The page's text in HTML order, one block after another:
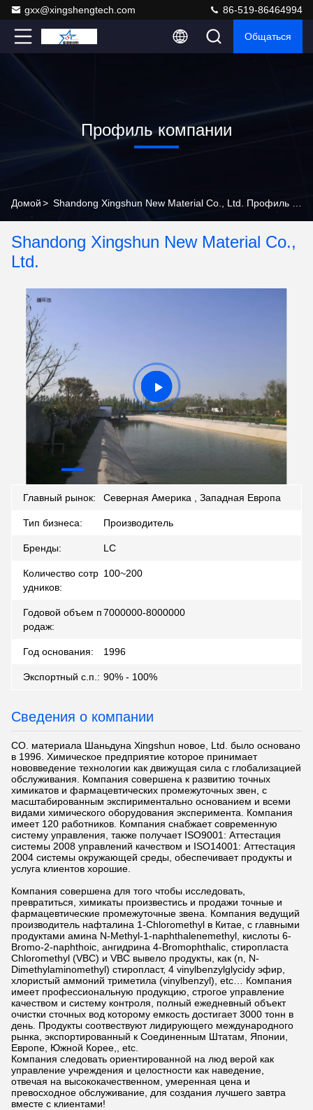
gxx@xingshengtech.com 86-519-86464994
Общаться
Профиль компании
Домой>
Shandong Xingshun New Material Co.,
Ltd.
Главный рынок: Северная Америка , Западная Европа
Тип бизнеса: Производитель
Бренды: LC
Количество сотр
удников:
100~200
Годовой объем п
родаж:
7000000-8000000
Год основания: 1996
Экспортный с.п.: 90% - 100%
Сведения о компании
CO. материала Шаньдуна Xingshun новое, Ltd. было основано
в 1996. Химическое предприятие которое принимает
нововведение технологии как движущая сила с глобализацией
обслуживания. Компания совершена к развитию точных
химикатов и фармацевтических промежуточных звен, с
масштабированным экспириментально основанием и всеми
видами химического оборудования эксперимента. Компания
имеет 120 работников. Компания снабжает современную
систему управления, также получает ISO9001: Аттестация
системы 2008 управлений качеством и ISO14001: Аттестация
2004 системы окружающей среды, обеспечивает продукты и
услуга клиентов хорошие.
Компания совершена для того чтобы исследовать,
превратиться, химикаты произвестись и продажи точные и
фармацевтические промежуточные звена. Компания ведущий
производитель нафталина 1-Chloromethyl в Китае, с главными
продуктами амина N-Methyl-1-naphthalenemethyl, кислоты 6-
Bromo-2-naphthoic, ангидрина 4-Bromophthalic, стиропласта
Chloromethyl (VBC) и VBC вывело продукты, как (n, N-
Dimethylaminomethyl) стиропласт, 4 vinylbenzylglycidy эфир,
хлористый аммоний триметила (vinylbenzyl), etc… Компания
имеет профессиональную продукцию, строгое управление
качеством и систему контроля, полный ежедневный объект
очистки сточных вод которому емкость достигает 3000 тонн в
день. Продукты соотвествуют лидирующего международного
рынка, экспортированный к Соединенным Штатам, Японии,
Европе, Южной Корее,, etc.
Компания следовать ориентированной на люд верой как
управление учреждения и целостности как наведение,
отвечая на высококачественном, умеренная цена и
превосходное обслуживание, для создания лучшего завтра
вместе с клиентами!